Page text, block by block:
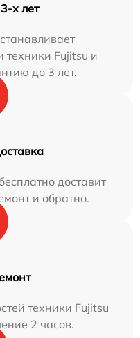
х лет
техники Fujitsu и
до 3 лет.
доставит
и обратно.
техники Fujitsu
2 часов.